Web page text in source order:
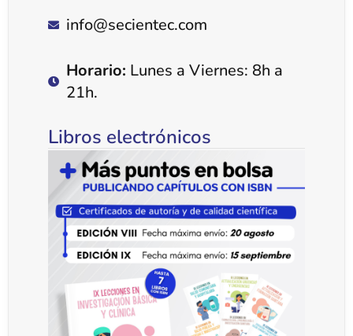
info@secientec.com
Horario: Lunes a Viernes: 8h a
21h.
Libros electrónicos